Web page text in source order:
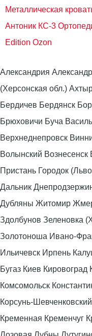
Металлическая
Антоник КС-3
Edition Ozon
Александрия
(Херсонская обл.)
Бердичев Бердянск
Брюховичи Буча
Верхнеднепровск
Волынский
Пристань Городок
Дальник
Дубляны Житомир
Здолбунов Зеленовка
Золотоноша Ивано-
Ильичевск Ирпень
Бугаз Киев
Комсомольск
Корсунь-
Кременная Кременчуг